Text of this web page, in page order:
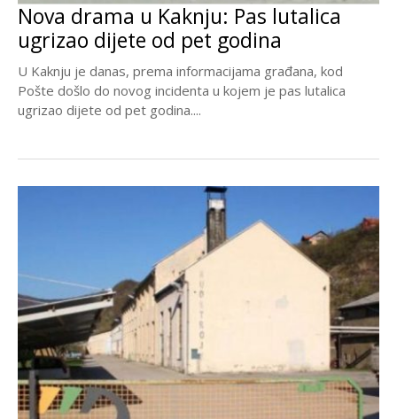
Nova drama u Kaknju: Pas lutalica
ugrizao dijete od pet godina
U Kaknju je danas, prema informacijama građana, kod
Pošte došlo do novog incidenta u kojem je pas lutalica
ugrizao dijete od pet godina....